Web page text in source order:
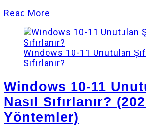
Read More
Windows 10-11 Unutulan
Sıfırlanır?
Windows 10-11
Nasıl Sıfırlanır?
Yöntemler)